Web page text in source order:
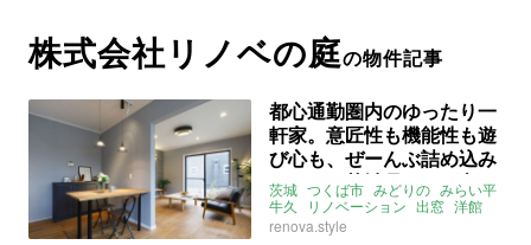
株式会社リノベの庭の物件記事
都心通勤圏内のゆったり一
軒家。意匠性も機能性も遊
び心も、ぜーんぶ詰め込み
ました（茨城県つくば市
125㎡の売買物件）
茨城 つくば市 みどりの みらい平
牛久
リノベーション 出窓 洋館
庭 ファミリー
大家族 琉球畳
renova.style